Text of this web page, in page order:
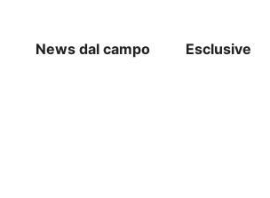
News dal campo Esclusive